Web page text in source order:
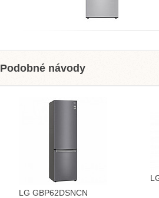
Podobné návody
LG GBP62DSNCN